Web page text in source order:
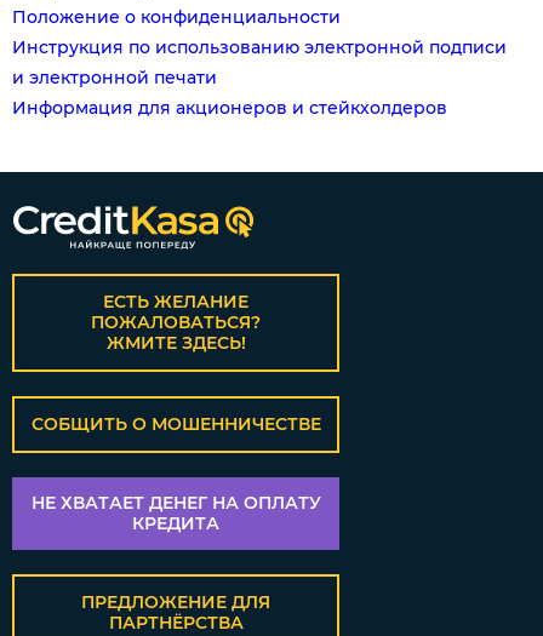
Положение о конфиденциальности
Инструкция по использованию электронной подписи
и электронной печати
Информация для акционеров и стейкхолдеров
ЕСТЬ ЖЕЛАНИЕ
ПОЖАЛОВАТЬСЯ?
ЖМИТЕ ЗДЕСЬ!
СОБЩИТЬ О МОШЕННИЧЕСТВЕ
НЕ ХВАТАЕТ ДЕНЕГ НА ОПЛАТУ
КРЕДИТА
ПРЕДЛОЖЕНИЕ ДЛЯ
ПАРТНЁРСТВА